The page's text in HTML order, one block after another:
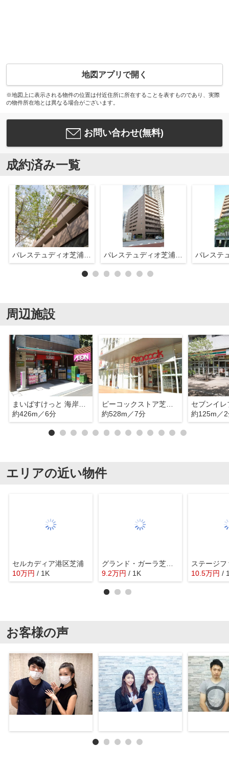
地図アプリで開く
※地図上に表示される物件の位置は付近住所に所在することを表すものであり、実際
の物件所在地とは異なる場合がございます。
お問い合わせ(無料)
成約済み一覧
周辺施設
まいばすけっと 海岸3丁目店
約426m／6分
ピーコックストア芝浦アイランド店
約528m／7分
約125m／
エリアの近い物件
セルカディア港区芝浦
10万円 / 1K
グランド・ガーラ芝公園
9.2万円 / 1K 10.5万円 /
お客様の声